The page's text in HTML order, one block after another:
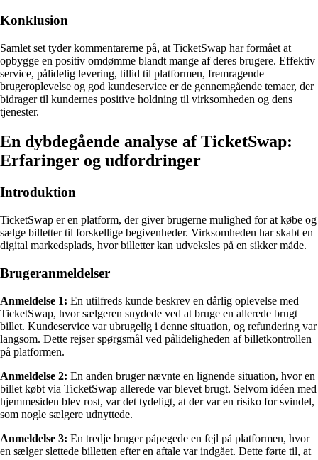
Konklusion
Samlet set tyder kommentarerne på, at TicketSwap har formået at
opbygge en positiv omdømme blandt mange af deres brugere. Effektiv
service, pålidelig levering, tillid til platformen, fremragende
brugeroplevelse og god kundeservice er de gennemgående temaer, der
bidrager til kundernes positive holdning til virksomheden og dens
tjenester.
En dybdegående analyse af TicketSwap:
Erfaringer og udfordringer
Introduktion
TicketSwap er en platform, der giver brugerne mulighed for at købe og
sælge billetter til forskellige begivenheder. Virksomheden har skabt en
digital markedsplads, hvor billetter kan udveksles på en sikker måde.
Brugeranmeldelser
Anmeldelse 1: En utilfreds kunde beskrev en dårlig oplevelse med
TicketSwap, hvor sælgeren snydede ved at bruge en allerede brugt
billet. Kundeservice var ubrugelig i denne situation, og refundering var
langsom. Dette rejser spørgsmål ved pålideligheden af billetkontrollen
på platformen.
Anmeldelse 2: En anden bruger nævnte en lignende situation, hvor en
billet købt via TicketSwap allerede var blevet brugt. Selvom idéen med
hjemmesiden blev rost, var det tydeligt, at der var en risiko for svindel,
som nogle sælgere udnyttede.
Anmeldelse 3: En tredje bruger påpegede en fejl på platformen, hvor
en sælger slettede billetten efter en aftale var indgået. Dette førte til, at